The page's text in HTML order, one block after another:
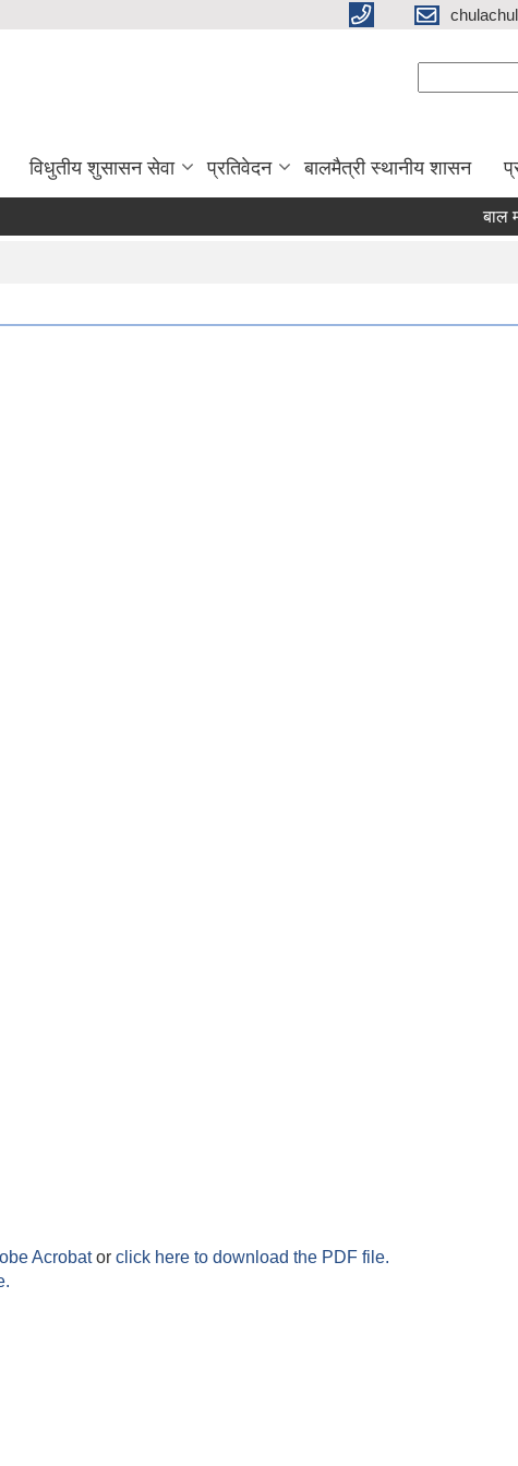
विधुतीय शुसासन सेवा प्रतिवेदन बालमैत्री स्थानीय शासन
बाल
Acrobator click here to download the PDF file.